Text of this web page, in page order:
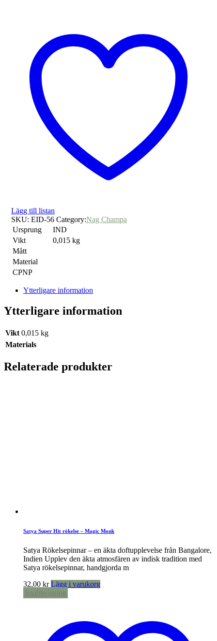
Lägg till listan
SKU: EID-56 Category:Nag Champa
Ursprung
IND
Vikt
0,015 kg
Mått
Material
CPNP
Ytterligare information
Ytterligare information
Vikt 0,015 kg
Materials
Relaterade produkter
Satya Super Hit rökelse – Magic Monk
Satya Rökelsepinnar – en äkta doftupplevelse från Bangalore,
Indien Upplev den äkta atmosfären av indisk tradition med
Satya rökelsepinnar, handgjorda m
32,00 kr Lägg i varukorg
Snabbvisning